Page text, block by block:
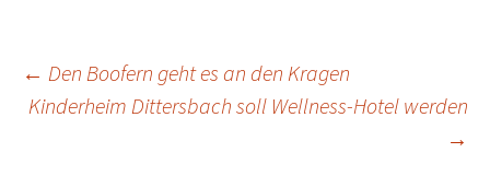
Beitrags-
← Den Boofern geht es an den Kragen
Kinderheim Dittersbach soll Wellness-Hotel werden
→